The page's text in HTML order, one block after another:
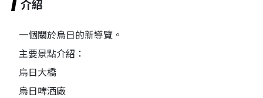
介紹
一個關於烏日的新導覽。
主要景點介紹：
烏日大橋
烏日啤酒廠